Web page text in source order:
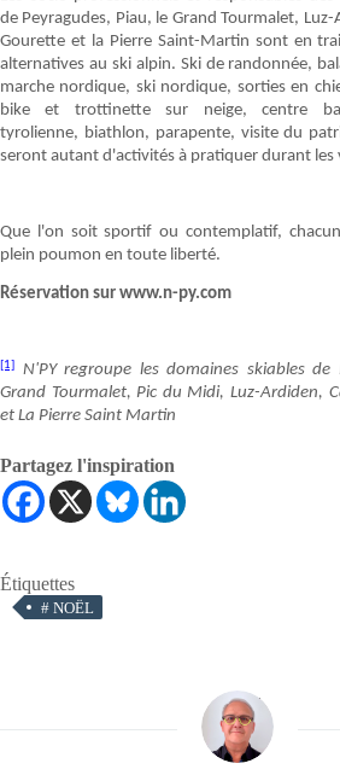
de Peyragudes, Piau, le Grand Tourmalet,
Gourette et la Pierre Saint-Martin sont en
alternatives au ski alpin. Ski de randonnée,
marche nordique, ski nordique, sorties en
bike et trottinette sur neige, centre
tyrolienne, biathlon, parapente, visite du
seront autant d'activités à pratiquer durant les
Que l'on soit sportif ou contemplatif,
plein poumon en toute liberté.
Réservation sur www.n-py.com
[1]
N'PY regroupe les domaines skiables de
Grand Tourmalet, Pic du Midi, Luz-Ardiden,
et La Pierre Saint Martin
Partagez l'inspiration
Étiquettes
# NOËL